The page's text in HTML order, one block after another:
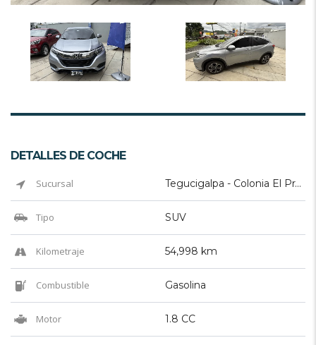
DETALLES DE COCHE
Sucursal Tegucigalpa - Colonia El Prado
Tipo SUV
Kilometraje 54,998 km
Combustible Gasolina
Motor 1.8 CC